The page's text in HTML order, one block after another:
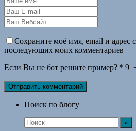
Сохраните моё имя, email и адрес
последующих моих комментариев
Если Вы не бот решите пример? * 9
Поиск по блогу